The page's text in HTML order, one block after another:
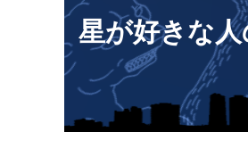
星が好きな